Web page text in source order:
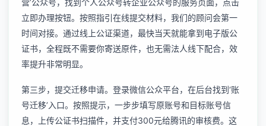
立即办理按钮。按照指引在线提交材料，我们的顾问会第一
时间对接。通过线上公证渠道，最快当天就能拿到电子版公
证书，全程既不需要你寄送原件，也无需法人线下配合，效
率提升非常明显。
第三步，提交迁移申请。登录微信公众平台，在后台找到‘账
号迁移’入口。按照提示，一步步填写原账号和目标账号信
息，上传公证书扫描件，并支付300元给腾讯的审核费。这